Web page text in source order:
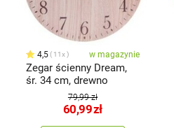
4,5 11x w magazynie
Zegar ścienny Dream,
śr. 34 cm, drewno
79,99 zł
60,99zł